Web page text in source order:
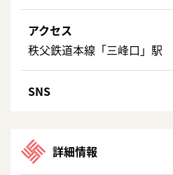
アクセス
秩父鉄道本線「三峰口」駅
SNS
詳細情報